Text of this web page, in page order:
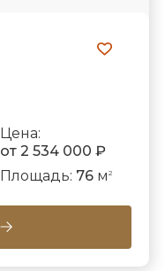
Цена:
от 2 534 000 ₽
Площадь: 76м 2